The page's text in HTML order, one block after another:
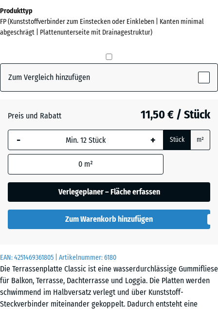
EAN:4251469361805 | Artikelnummer:6180
Die Terrassenplatte Classic ist eine wasserdurchlässige Gummifliese
für Balkon, Terrasse, Dachterrasse und Loggia. Die Platten werden
schwimmend im Halbversatz verlegt und über Kunststoff-
Steckverbinder miteinander gekoppelt. Dadurch entsteht eine
Farben?
Farbpalette
Lindgrün(active)
Abmessungen
für
den
x
500
Die gewählte, blau
umrandete
Abmessung wird
Produktdaten nicht
anders angegeben)
für die
Bedarfsberechnung
x
50
x 3
cm
Produkttyp
FP (Kunststoffverbinder zum Einstecken oder Einkleben | Kanten minimal
abgeschrägt | Plattenunterseite mit Drainagestruktur)
Zum Vergleich hinzufügen
Preis und Rabatt 11,50 € / Stück
- + Stück m²
0 m²
Verlegeplaner – Fläche erfassen
Zum Warenkorb hinzufügen